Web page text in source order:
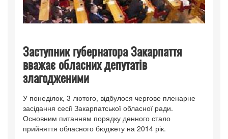
Заступник губернатора Закарпаття
вважає обласних депутатів
злагодженими
У понеділок, 3 лютого, відбулося чергове пленарне
засідання сесії Закарпатської обласної ради.
Основним питанням порядку денного стало
прийняття обласного бюджету на 2014 рік.